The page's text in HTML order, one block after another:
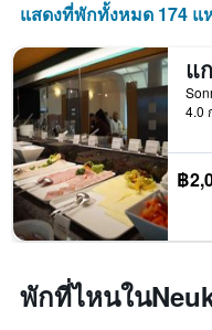
แสดงที่พักทั้งหมด 174 แ
4.0
฿
พักที่ไหนใน